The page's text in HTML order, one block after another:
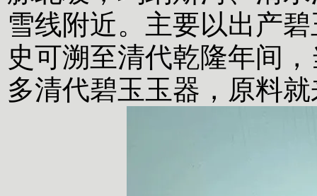
雪线附近。 主要以出产
史可溯至清代乾隆年间
多清代碧玉玉器，原料